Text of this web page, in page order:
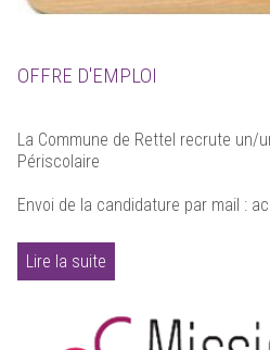
OFFRE D'EMPLOI
La Commune de Rettel recrute un/
Périscolaire
Envoi de la candidature par mail :
Lire la suite